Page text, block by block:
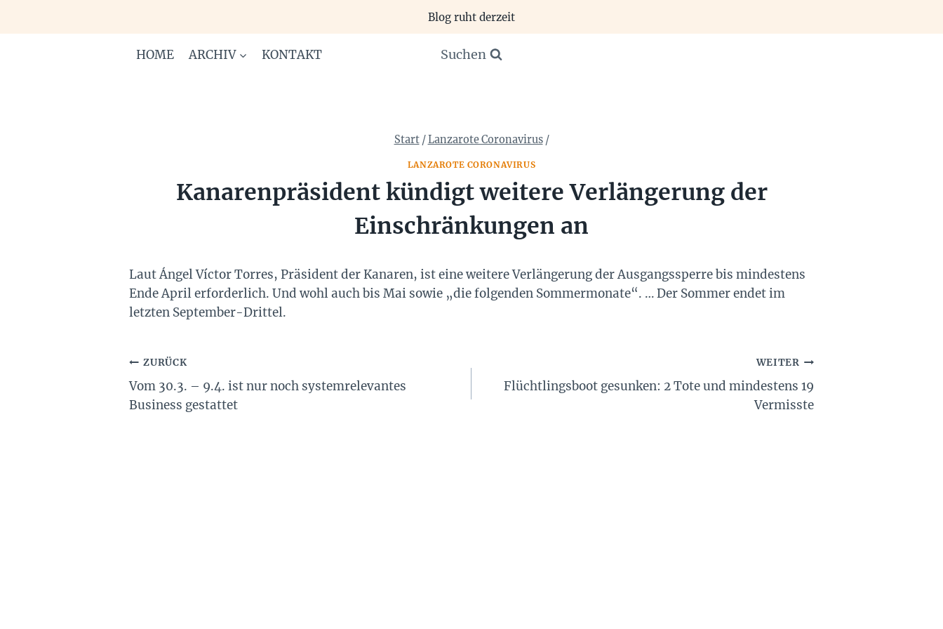
Blog ruht derzeit
HOME ARCHIV KONTAKT Suchen
Start /Lanzarote Coronavirus /
LANZAROTE CORONAVIRUS
Kanarenpräsident kündigt weitere Verlängerung der
Einschränkungen an
Laut Ángel Víctor Torres, Präsident der Kanaren, ist eine weitere Verlängerung der Ausgangssperre bis mindestens
Ende April erforderlich. Und wohl auch bis Mai sowie „die folgenden Sommermonate“. … Der Sommer endet im
letzten September-Drittel.
Beitragsnavigation
ZURÜCK
Vom 30.3. – 9.4. ist nur noch systemrelevantes
Business gestattet
WEITER
Flüchtlingsboot gesunken: 2 Tote und mindestens 19
Vermisste